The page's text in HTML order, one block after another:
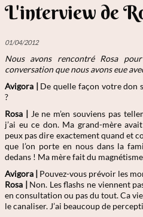
L'interview de
01/04/2012
Nous avons rencontré Rosa
conversation que nous avons eue
Avigora | De quelle façon votre don
?
Rosa | Je ne m’en souviens pas
j’ai eu ce don. Ma grand-mère
peux pas dire exactement quand et
que l’on porte en nous dans la
dedans ! Ma mère fait du
Avigora | Pouvez-vous prévoir les
Rosa | Non. Les flashs ne viennent
en consultation ou pas du tout. Ca
le canaliser. J’ai beaucoup de